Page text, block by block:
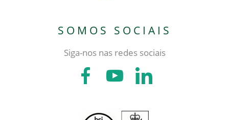
SOMOS SOCIAIS
Siga-nos nas redes sociais